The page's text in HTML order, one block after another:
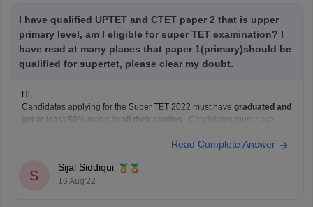
I have qualified UPTET and CTET paper 2 that is upper
primary level, am I eligible for super TET examination? I
have read at many places that paper 1(primary)should be
qualified for supertet, please clear my doubt.
Hi,
Candidates applying for the Super TET 2022 must have graduated and
got at least 50% marks in all their studies
. Candidates must have
Read Complete Answer
S
Sijal Siddiqui
16 Aug'22